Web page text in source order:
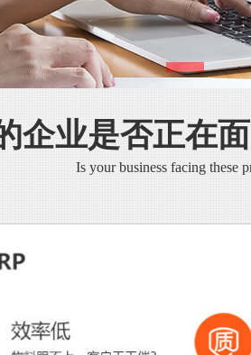
企业是否正在
Is your business facing these